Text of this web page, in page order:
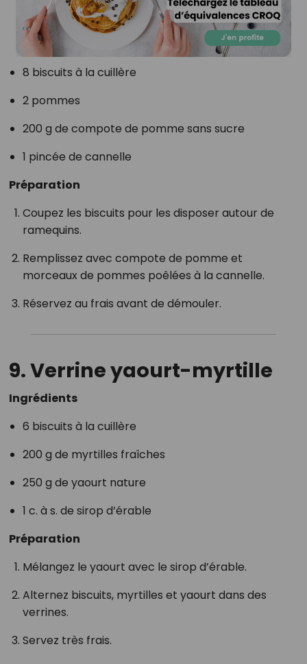
8 biscuits à la cuillère
2 pommes
200 g de compote de pomme sans sucre
1 pincée de cannelle
Préparation
Coupez les biscuits pour les disposer autour de
ramequins.
Remplissez avec compote de pomme et
morceaux de pommes poêlées à la cannelle.
Réservez au frais avant de démouler.
9. Verrine yaourt-myrtille
Ingrédients
6 biscuits à la cuillère
200 g de myrtilles fraîches
250 g de yaourt nature
1 c. à s. de sirop d’érable
Préparation
Mélangez le yaourt avec le sirop d’érable.
Alternez biscuits, myrtilles et yaourt dans des
verrines.
Servez très frais.